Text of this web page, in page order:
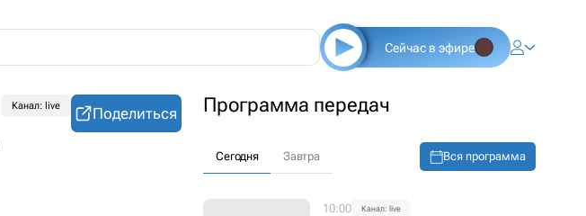
Сейчас в эфире
Канал: live Поделиться Программа передач
Сегодня Завтра Вся программа
10:00
Канал: live